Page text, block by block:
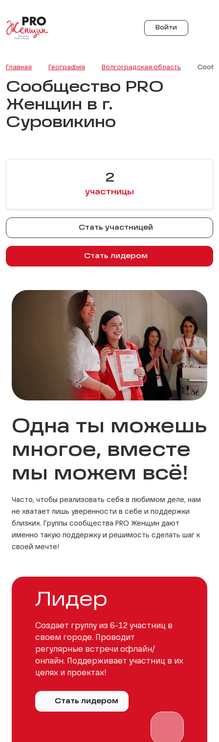
Войти
Главная География Волгоградская область
Сообщество PRO
Женщин в г.
Суровикино
2
участницы
Стать участницей
Стать лидером
Одна ты можешь
многое, вместе
мы можем всё!
Часто, чтобы реализовать себя в любимом деле, нам
не хватает лишь уверенности в себе и поддержки
близких. Группы сообщества PRO Женщин дают
именно такую поддержку и решимость сделать шаг к
своей мечте!
Лидер
Создает группу из 6-12 участниц в
своем городе. Проводит
регулярные встречи офлайн/
онлайн. Поддерживает участниц в их
целях и проектах!
Стать лидером